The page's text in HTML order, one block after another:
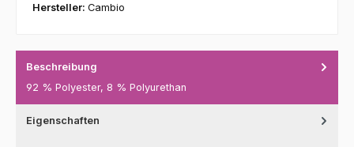
Hersteller: Cambio
Beschreibung
92 % Polyester, 8 % Polyurethan
Eigenschaften